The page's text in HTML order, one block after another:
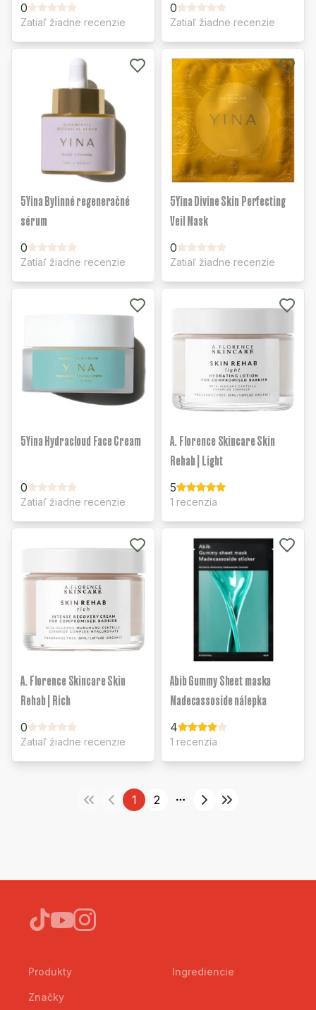
0
Zatiaľ žiadne recenzie
0
Zatiaľ žiadne recenzie
5Yina Bylinné regeneračné
sérum
0
Zatiaľ žiadne recenzie
5Yina Divine Skin Perfecting
Veil Mask
0
Zatiaľ žiadne recenzie
5Yina Hydracloud Face Cream
0
Zatiaľ žiadne recenzie
A. Florence Skincare Skin
Rehab | Light
5
1 recenzia
A. Florence Skincare Skin
Rehab | Rich
0
Zatiaľ žiadne recenzie
Abib Gummy Sheet maska
Madecassoside nálepka
4
1 recenzia
1 2
More pages
Produkty
Značky
Ingrediencie